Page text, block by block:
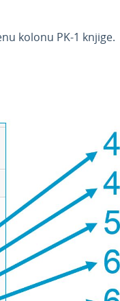
kolonu PK-1 knjige.